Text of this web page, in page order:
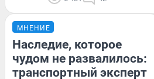
МНЕНИЕ
Наследие, которое
чудом не развалилось:
транспортный эксперт